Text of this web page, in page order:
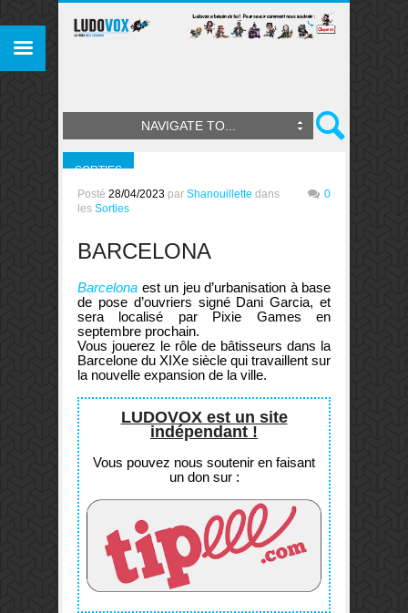
NAVIGATE TO...
SORTIES
Posté 28/04/2023 par Shanouillette dans
les Sorties
0
BARCELONA
Barcelona est un jeu d’urbanisation à base
de pose d’ouvriers signé Dani Garcia, et
sera localisé par Pixie Games en
septembre prochain.
Vous jouerez le rôle de bâtisseurs dans la
Barcelone du XIXe siècle qui travaillent sur
la nouvelle expansion de la ville.
LUDOVOX est un site
indépendant !
Vous pouvez nous soutenir en faisant
un don sur :